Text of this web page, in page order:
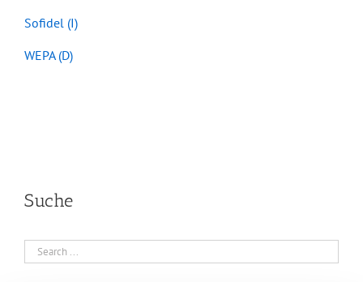
Sofidel (I)
WEPA (D)
Suche